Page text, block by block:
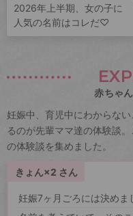
2026年上半期、女の子に
人気の名前はコレだ♡
赤ちゃ
妊娠中、育児中にわからな
るのが先輩ママ達の体験談
の体験談を集めました。
きょん×2 さん
妊娠7ヶ月ごろには決め